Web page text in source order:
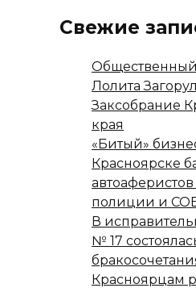
Свежие
Лолита
Заксобрание
края
«Битый»
Красноярске
полиции и
В
№ 17
Красноярцам